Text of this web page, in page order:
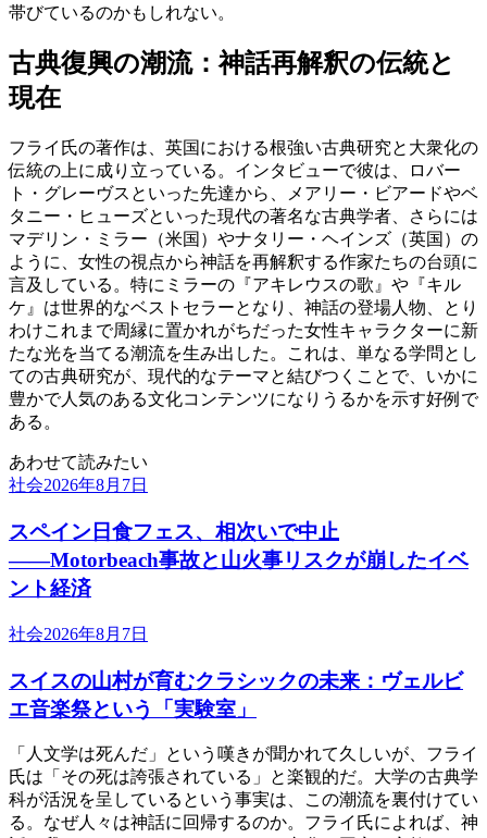
帯びているのかもしれない。
古典復興の潮流：神話再解釈の伝統と
現在
フライ氏の著作は、英国における根強い古典研究と大衆化の
伝統の上に成り立っている。インタビューで彼は、ロバー
ト・グレーヴスといった先達から、メアリー・ビアードやベ
タニー・ヒューズといった現代の著名な古典学者、さらには
マデリン・ミラー（米国）やナタリー・ヘインズ（英国）の
ように、女性の視点から神話を再解釈する作家たちの台頭に
言及している。特にミラーの『アキレウスの歌』や『キル
ケ』は世界的なベストセラーとなり、神話の登場人物、とり
わけこれまで周縁に置かれがちだった女性キャラクターに新
たな光を当てる潮流を生み出した。これは、単なる学問とし
ての古典研究が、現代的なテーマと結びつくことで、いかに
豊かで人気のある文化コンテンツになりうるかを示す好例で
ある。
あわせて読みたい
社会2026年8月7日
スペイン日食フェス、相次いで中止
――Motorbeach事故と山火事リスクが崩したイベ
ント経済
社会2026年8月7日
スイスの山村が育むクラシックの未来：ヴェルビ
エ音楽祭という「実験室」
「人文学は死んだ」という嘆きが聞かれて久しいが、フライ
氏は「その死は誇張されている」と楽観的だ。大学の古典学
科が活況を呈しているという事実は、この潮流を裏付けてい
る。なぜ人々は神話に回帰するのか。フライ氏によれば、神